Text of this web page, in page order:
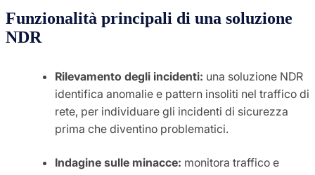
Funzionalità principali di una soluzione
NDR
Rilevamento degli incidenti: una soluzione NDR
identifica anomalie e pattern insoliti nel traffico di
rete, per individuare gli incidenti di sicurezza
prima che diventino problematici.
Indagine sulle minacce: monitora traffico e